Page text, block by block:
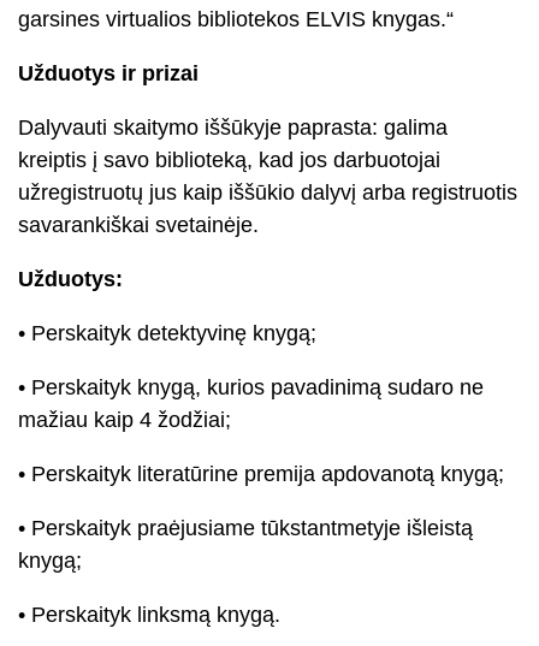
garsines virtualios bibliotekos ELVIS knygas.“
Užduotys ir prizai
Dalyvauti skaitymo iššūkyje paprasta: galima
kreiptis į savo biblioteką, kad jos darbuotojai
užregistruotų jus kaip iššūkio dalyvį arba registruotis
savarankiškai svetainėje.
Užduotys:
• Perskaityk detektyvinę knygą;
• Perskaityk knygą, kurios pavadinimą sudaro ne
mažiau kaip 4 žodžiai;
• Perskaityk literatūrine premija apdovanotą knygą;
• Perskaityk praėjusiame tūkstantmetyje išleistą
knygą;
• Perskaityk linksmą knygą.